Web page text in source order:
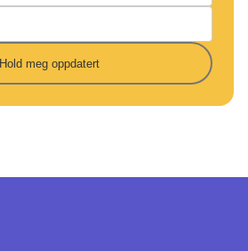
Hold meg oppdatert